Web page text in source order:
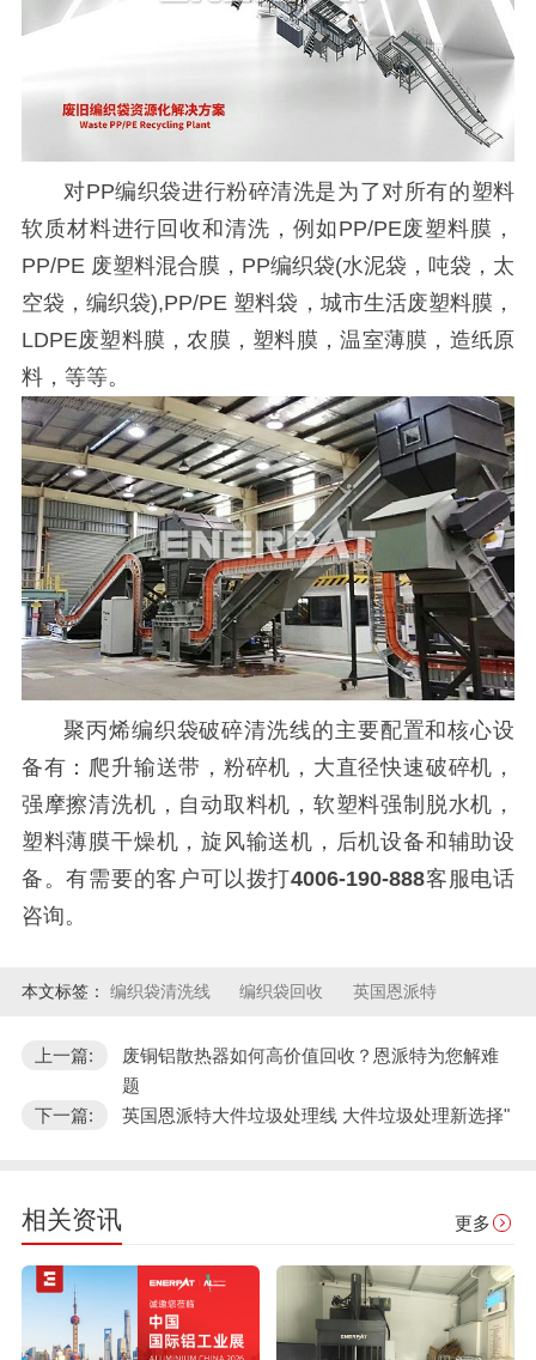
对PP编织袋进行粉碎清洗是为了对所有的塑料
软质材料进行回收和清洗，例如PP/PE废塑料膜，
PP/PE 废塑料混合膜，PP编织袋(水泥袋，吨袋，太
空袋，编织袋),PP/PE 塑料袋，城市生活废塑料膜，
LDPE废塑料膜，农膜，塑料膜，温室薄膜，造纸原
料，等等。
聚丙烯编织袋破碎清洗线的主要配置和核心设
备有：爬升输送带，粉碎机，大直径快速破碎机，
强摩擦清洗机，自动取料机，软塑料强制脱水机，
塑料薄膜干燥机，旋风输送机，后机设备和辅助设
备。有需要的客户可以拨打4006-190-888客服电话
咨询。
本文标签： 编织袋清洗线 编织袋回收 英国恩派特
上一篇:
废铜铝散热器如何高价值回收？恩派特为您解难
题
下一篇:
英国恩派特大件垃圾处理线 大件垃圾处理新选择"
相关资讯 更多